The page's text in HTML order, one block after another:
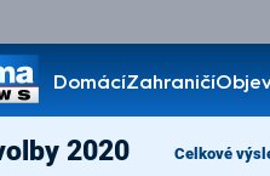
DomácíZahraničí
Pořady
2020 Celkové